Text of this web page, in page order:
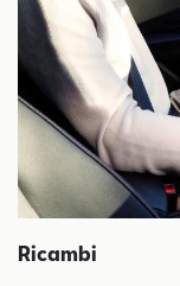
Ricambi